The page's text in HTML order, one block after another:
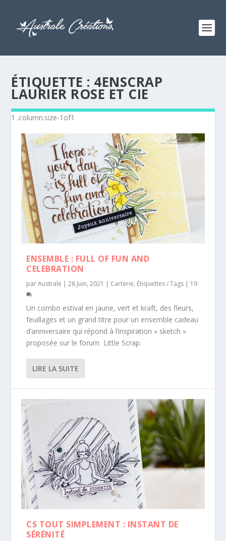
ÉTIQUETTE : 4ENSCRAP
LAURIER ROSE ET CIE
ENSEMBLE : FULL OF FUN AND
CELEBRATION
parAustrale |28 Juin, 2021 | Carterie, Étiquettes / Tags | 19
Un combo estival en jaune, vert et kraft, des fleurs,
feuillages et un grand titre pour un ensemble cadeau
d’anniversaire qui répond à l’inspiration « sketch »
proposée sur le forum Little Scrap.
LIRE LA SUITE
CS TOUT SIMPLEMENT : INSTANT DE
SÉRÉNITÉ